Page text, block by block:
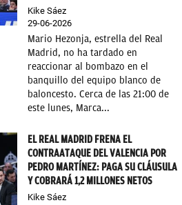
Kike Sáez
29-06-2026
Mario Hezonja, estrella del Real
Madrid, no ha tardado en
reaccionar al bombazo en el
banquillo del equipo blanco de
baloncesto. Cerca de las 21:00 de
este lunes, Marca...
EL REAL MADRID FRENA EL
CONTRAATAQUE DEL VALENCIA POR
PEDRO MARTÍNEZ: PAGA SU CLÁUSULA
Y COBRARÁ 1,2 MILLONES NETOS
Kike Sáez